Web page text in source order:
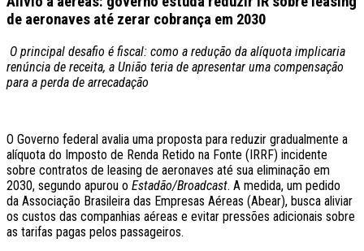
de aeronaves até zerar cobrança em 2030
O principal desafio é fiscal: como a redução da alíquota implicaria
renúncia de receita, a União teria de apresentar uma compensação
para a perda de arrecadação
O Governo federal avalia uma proposta para reduzir gradualmente a
alíquota do Imposto de Renda Retido na Fonte (IRRF) incidente
sobre contratos de leasing de aeronaves até sua eliminação em
2030, segundo apurou o Estadão/Broadcast. A medida, um pedido
da Associação Brasileira das Empresas Aéreas (Abear), busca aliviar
os custos das companhias aéreas e evitar pressões adicionais sobre
as tarifas pagas pelos passageiros.